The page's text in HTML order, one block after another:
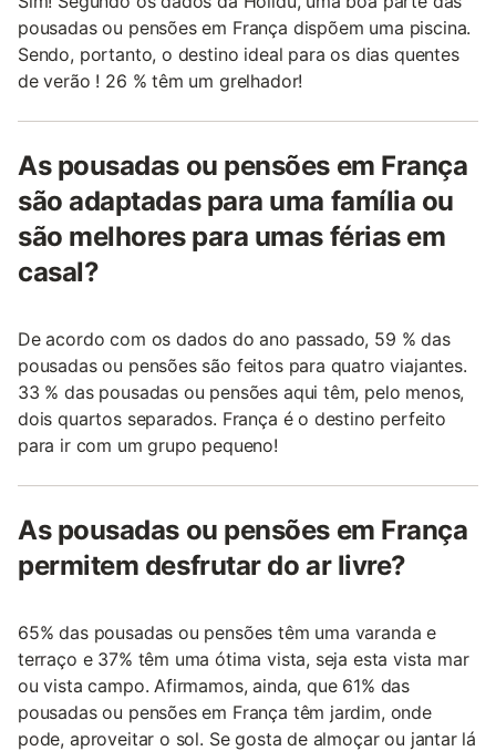
pousadas ou pensões em França dispõem uma piscina.
Sendo, portanto, o destino ideal para os dias quentes
de verão ! 26 % têm um grelhador!
As pousadas ou pensões em França
são adaptadas para uma família ou
são melhores para umas férias em
casal?
De acordo com os dados do ano passado, 59 % das
pousadas ou pensões são feitos para quatro viajantes.
33 % das pousadas ou pensões aqui têm, pelo menos,
dois quartos separados. França é o destino perfeito
para ir com um grupo pequeno!
As pousadas ou pensões em França
permitem desfrutar do ar livre?
65% das pousadas ou pensões têm uma varanda e
terraço e 37% têm uma ótima vista, seja esta vista mar
ou vista campo. Afirmamos, ainda, que 61% das
pousadas ou pensões em França têm jardim, onde
pode, aproveitar o sol. Se gosta de almoçar ou jantar lá